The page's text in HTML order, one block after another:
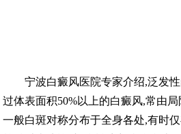
宁波白癜风医院专家介绍,泛发性
过体表面积50%以上的白癜风,常由
一般白斑对称分布于全身各处,有时